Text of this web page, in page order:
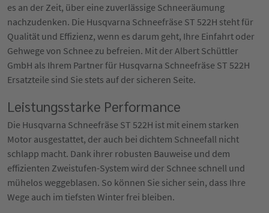
es an der Zeit, über eine zuverlässige Schneeräumung
nachzudenken. Die Husqvarna Schneefräse ST 522H steht für
Qualität und Effizienz, wenn es darum geht, Ihre Einfahrt oder
Gehwege von Schnee zu befreien. Mit der Albert Schüttler
GmbH als Ihrem Partner für Husqvarna Schneefräse ST 522H
Ersatzteile sind Sie stets auf der sicheren Seite.
Leistungsstarke Performance
Die Husqvarna Schneefräse ST 522H ist mit einem starken
Motor ausgestattet, der auch bei dichtem Schneefall nicht
schlapp macht. Dank ihrer robusten Bauweise und dem
effizienten Zweistufen-System wird der Schnee schnell und
mühelos weggeblasen. So können Sie sicher sein, dass Ihre
Wege auch im tiefsten Winter frei bleiben.